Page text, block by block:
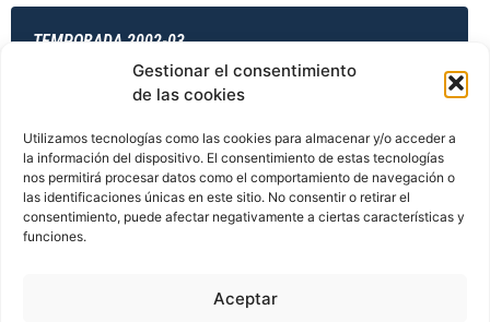
Gestionar el consentimiento
de las cookies
Utilizamos tecnologías como las cookies para almacenar y/o acceder a
la información del dispositivo. El consentimiento de estas tecnologías
nos permitirá procesar datos como el comportamiento de navegación o
las identificaciones únicas en este sitio. No consentir o retirar el
consentimiento, puede afectar negativamente a ciertas características y
funciones.
Aceptar
TEMPORADA 2002-03
TEMPORADA 2003-04
TEMPORADA 2003-04